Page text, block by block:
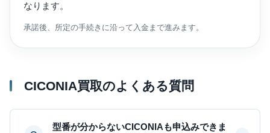
なります。
承諾後、所定の手続きに沿って入金まで進みます。
CICONIA買取のよくある質問
型番が分からないCICONIAも申込みできま